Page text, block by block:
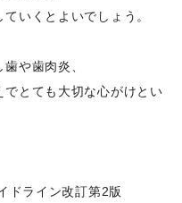
いくとよいでしょう。
や歯肉炎、
とても大切な心がけとい
ドライン改訂第2版